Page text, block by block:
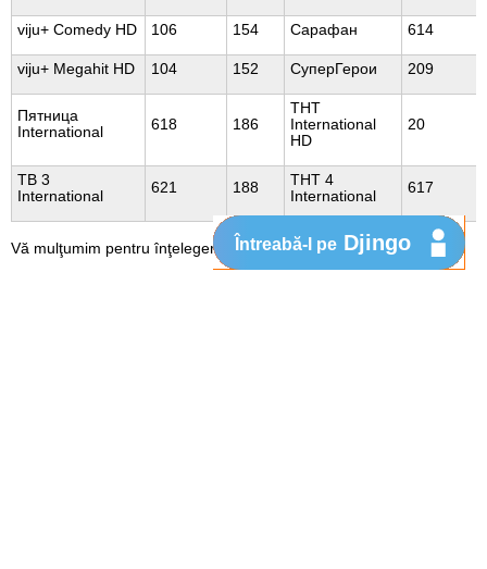
viju+ Comedy HD 106 154 Сарафан 614
viju+ Megahit HD 104 152 СуперГерои 209
Пятница
International
618 186
ТНТ
International
HD
20
ТВ 3
International
621 188
ТНТ 4
International
617
Vă mulţumim pentru înţelegere. Întreabă-l pe Djingo